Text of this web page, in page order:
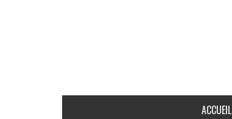
ACCUEIL